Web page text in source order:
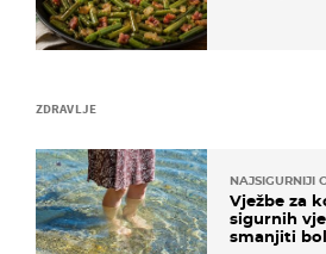
ZDRAVLJE
NAJSIGURNIJI
Vježbe za
sigurnih
smanjiti